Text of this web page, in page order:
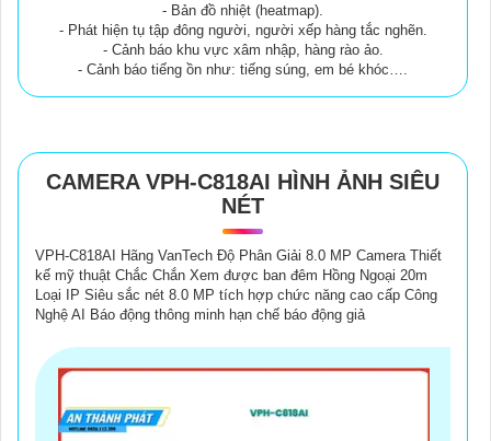
- Bản đồ nhiệt (heatmap).
- Phát hiện tụ tập đông người, người xếp hàng tắc nghẽn.
- Cảnh báo khu vực xâm nhập, hàng rào ảo.
- Cảnh báo tiếng ồn như: tiếng súng, em bé khóc….
CAMERA VPH-C818AI HÌNH ẢNH SIÊU
NÉT
VPH-C818AI Hãng VanTech Độ Phân Giải 8.0 MP Camera Thiết
kế mỹ thuật Chắc Chắn Xem được ban đêm Hồng Ngoại 20m
Loại IP Siêu sắc nét 8.0 MP tích hợp chức năng cao cấp Công
Nghệ AI Báo động thông minh hạn chế báo động giả